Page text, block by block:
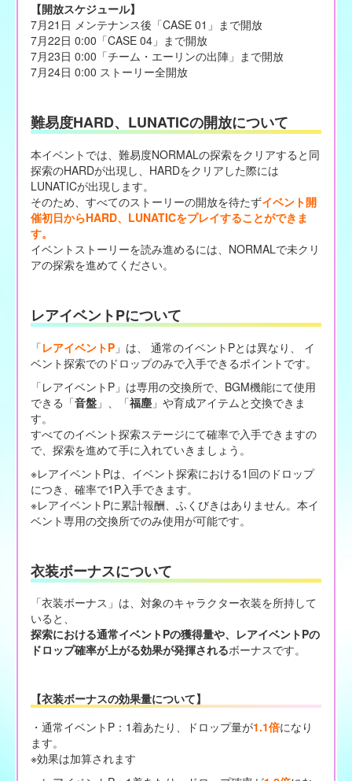
【開放スケジュール】
7月21日 メンテナンス後「CASE 01」まで開放
7月22日 0:00「CASE 04」まで開放
7月23日 0:00「チーム・エーリンの出陣」まで開放
7月24日 0:00 ストーリー全開放
難易度HARD、LUNATICの開放について
本イベントでは、難易度NORMALの探索をクリアすると同
探索のHARDが出現し、HARDをクリアした際には
LUNATICが出現します。
そのため、すべてのストーリーの開放を待たずイベント開
催初日からHARD、LUNATICをプレイすることができま
す。
イベントストーリーを読み進めるには、NORMALで未クリ
アの探索を進めてください。
レアイベントPについて
「レアイベントP」は、 通常のイベントPとは異なり、 イ
ベント探索でのドロップのみで入手できるポイントです。
「レアイベントP」は専用の交換所で、BGM機能にて使用
できる「音盤」、「福塵」や育成アイテムと交換できま
す。
すべてのイベント探索ステージにて確率で入手できますの
で、探索を進めて手に入れていきましょう。
※レアイベントPは、イベント探索における1回のドロップ
につき、確率で1P入手できます。
※レアイベントPに累計報酬、ふくびきはありません。本イ
ベント専用の交換所でのみ使用が可能です。
衣装ボーナスについて
「衣装ボーナス」は、対象のキャラクター衣装を所持して
いると、
探索における通常イベントPの獲得量や、レアイベントPの
ドロップ確率が上がる効果が発揮されるボーナスです。
【衣装ボーナスの効果量について】
・通常イベントP：1着あたり、ドロップ量が1.1倍になり
ます。
※効果は加算されます